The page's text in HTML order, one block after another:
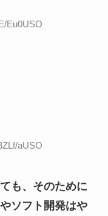
Eu0USO
aUSO
も、そのために
ソフト開発はや